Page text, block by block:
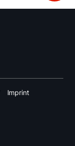
Imprint